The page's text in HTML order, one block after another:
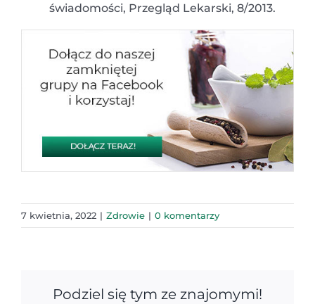
świadomości, Przegląd Lekarski, 8/2013.
7 kwietnia, 2022 | Zdrowie | 0 komentarzy
Podziel się tym ze znajomymi!